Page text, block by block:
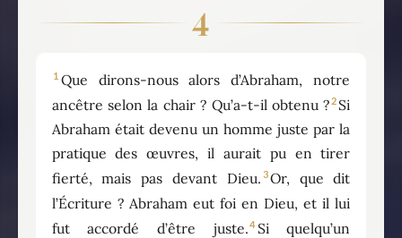
4
1 Que dirons-nous alors d’Abraham, notre
ancêtre selon la chair ? Qu’a-t-il obtenu ?2 Si
Abraham était devenu un homme juste par la
pratique des œuvres, il aurait pu en tirer
fierté, mais pas devant Dieu. 3Or, que dit
l’Écriture ? Abraham eut foi en Dieu, et il lui
fut accordé d’être juste.4 Si quelqu’un